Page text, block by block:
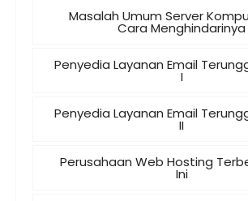
Masalah Umum Server
Cara Menghindarinya
Penyedia Layanan Email
I
Penyedia Layanan Email
II
Perusahaan Web Hosting
Ini